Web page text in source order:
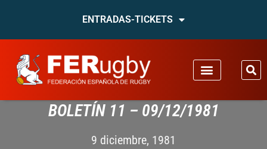
ENTRADAS-TICKETS
BOLETÍN 11 – 09/12/1981
9 diciembre, 1981